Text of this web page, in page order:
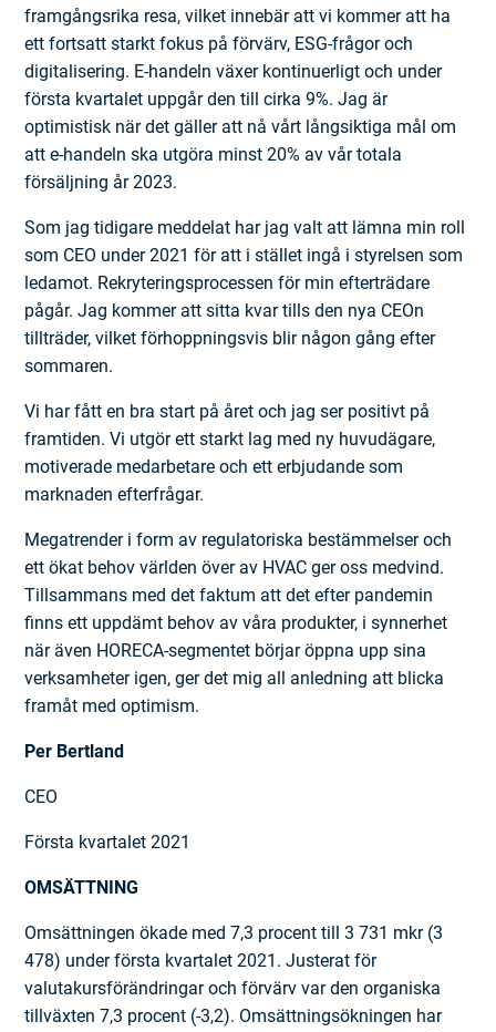
framgångsrika resa, vilket innebär att vi kommer att ha
ett fortsatt starkt fokus på förvärv, ESG-frågor och
digitalisering. E-handeln växer kontinuerligt och under
första kvartalet uppgår den till cirka 9%. Jag är
optimistisk när det gäller att nå vårt långsiktiga mål om
att e-handeln ska utgöra minst 20% av vår totala
försäljning år 2023.
Som jag tidigare meddelat har jag valt att lämna min roll
som CEO under 2021 för att i stället ingå i styrelsen som
ledamot. Rekryteringsprocessen för min efterträdare
pågår. Jag kommer att sitta kvar tills den nya CEOn
tillträder, vilket förhoppningsvis blir någon gång efter
sommaren.
Vi har fått en bra start på året och jag ser positivt på
framtiden. Vi utgör ett starkt lag med ny huvudägare,
motiverade medarbetare och ett erbjudande som
marknaden efterfrågar.
Megatrender i form av regulatoriska bestämmelser och
ett ökat behov världen över av HVAC ger oss medvind.
Tillsammans med det faktum att det efter pandemin
finns ett uppdämt behov av våra produkter, i synnerhet
när även HORECA-segmentet börjar öppna upp sina
verksamheter igen, ger det mig all anledning att blicka
framåt med optimism.
Per Bertland
CEO
Första kvartalet 2021
OMSÄTTNING
Omsättningen ökade med 7,3 procent till 3 731 mkr (3
478) under första kvartalet 2021. Justerat för
valutakursförändringar och förvärv var den organiska
tillväxten 7,3 procent (-3,2). Omsättningsökningen har